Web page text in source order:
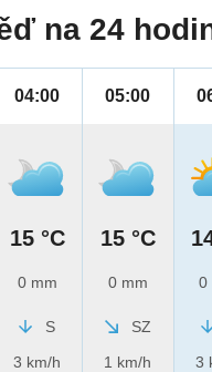
na 24
04:00
15 °C
0 mm
S
3 km/h
05:00
15 °C
0 mm
SZ
1 km/h
0
3